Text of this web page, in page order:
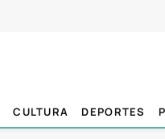
CULTURA DEPORTES